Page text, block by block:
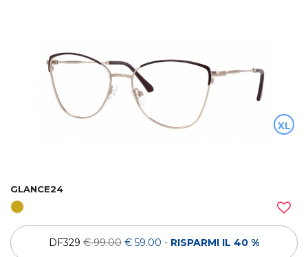
XL
GLANCE24
DF329 € 99.00 € 59.00 - RISPARMI IL 40 %